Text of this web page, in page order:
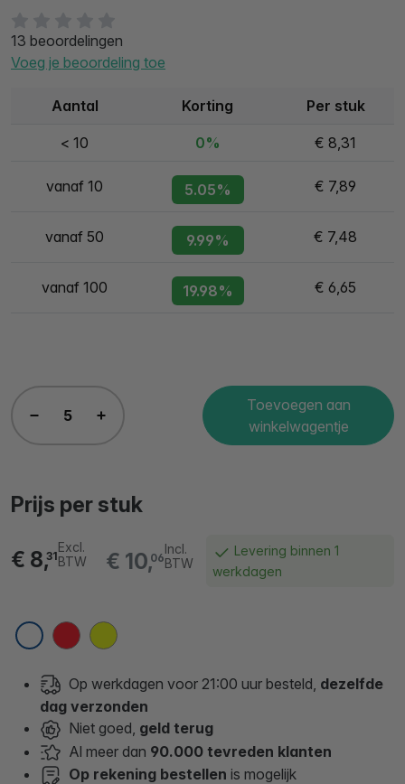
13 beoordelingen
Voeg je beoordeling toe
Aantal Korting Per stuk
< 10 0% € 8,31
vanaf 10 5.05% € 7,89
vanaf 50 9.99% € 7,48
vanaf 100 19.98% € 6,65
Toevoegen aan
winkelwagentje
Prijs per stuk
€ 10,06
Incl.
BTW
€ 8,31
Excl.
BTW
Levering binnen 1
werkdagen
Op werkdagen voor 21:00 uur besteld, dezelfde
dag verzonden
Niet goed, geld terug
Al meer dan 90.000 tevreden klanten
Op rekening bestellen is mogelijk